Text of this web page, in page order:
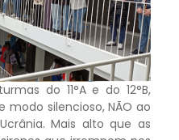
do 11°A e do 12°B,
silencioso, NÃO ao
Mais alto que as